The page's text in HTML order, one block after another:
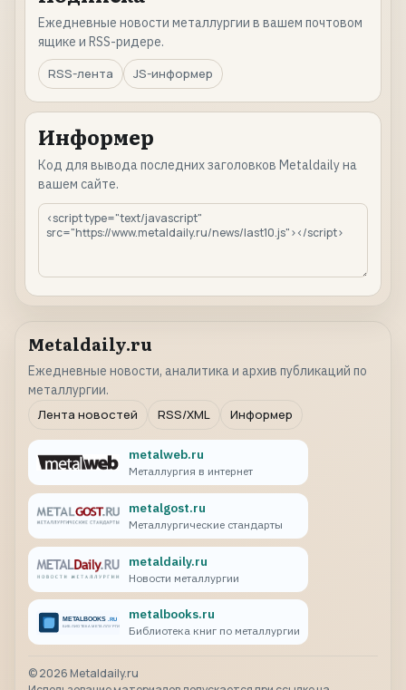
Ежедневные новости металлургии в вашем почтовом
ящике и RSS-ридере.
RSS-лента
JS-информер
Информер
Код для вывода последних заголовков Metaldaily на
вашем сайте.
Metaldaily.ru
Ежедневные новости, аналитика и архив публикаций по
металлургии.
Лента новостей
RSS/XML Информер
metalweb.ru
Металлургия в интернет
metalgost.ru
Металлургические стандарты
metaldaily.ru
Новости металлургии
metalbooks.ru
Библиотека книг по металлургии
©2026 Metaldaily.ru